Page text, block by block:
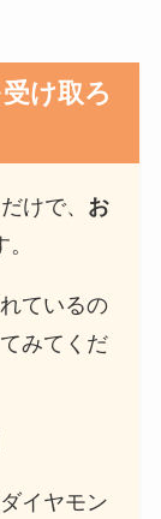
け取ろ
けで、 お
ているの
みてくだ
イヤモン